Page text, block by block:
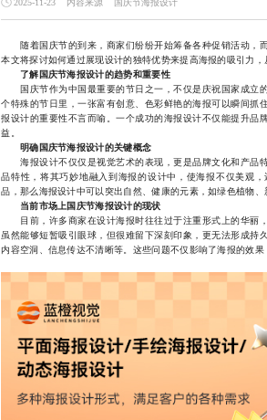
2025-11-23
随着国庆节的到来，商家们纷纷开始筹备各种促销活动，
本文将探讨如何通过展现设计的独特优势来提高海报的吸引力
了解国庆节海报设计的趋势和重要性
国庆节作为中国最重要的节日之一，不仅是庆祝国家成立
个特殊的节日里，一张富有创意、色彩鲜艳的海报可以瞬间抓
报设计的重要性不言而喻。一个成功的海报设计不仅能提升品
益。
明确国庆节海报设计的关键概念
海报设计不仅仅是视觉艺术的表现，更是品牌文化和产品
品特性，将其巧妙地融入到海报的设计中，使海报不仅美观
品，那么海报设计中可以突出自然、健康的元素，如绿色植物
当前市场上国庆节海报设计的现状
目前，许多商家在设计海报时往往过于注重形式上的华丽
虽然能够短暂吸引眼球，但很难留下深刻印象，更无法形成持
内容空洞、信息传达不清晰等。这些问题不仅影响了海报的效